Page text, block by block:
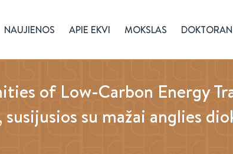
NAUJIENOS APIE EKVI MOKSLAS
of Low-Carbon Energy
su mažai anglies